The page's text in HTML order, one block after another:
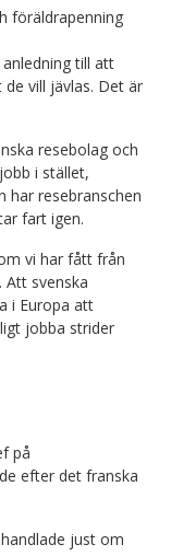
föräldrapenning
till att
vill jävlas. Det är
resebolag och
i stället,
har resebranschen
fart igen.
vi har fått från
Att svenska
i Europa att
jobba strider
på
efter det franska
just om